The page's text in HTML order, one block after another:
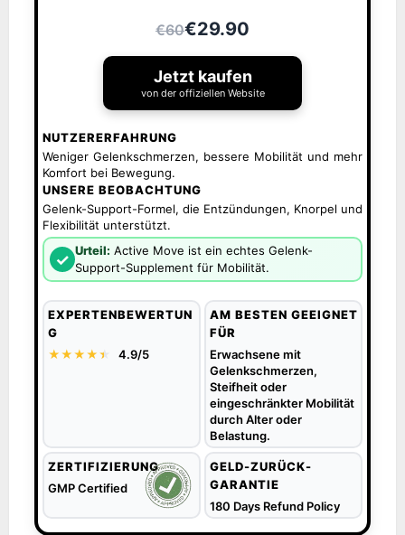
€60€29.90
Jetzt kaufen
von der offiziellen Website
NUTZERERFAHRUNG
Weniger Gelenkschmerzen, bessere Mobilität und mehr
Komfort bei Bewegung.
UNSERE BEOBACHTUNG
Gelenk-Support-Formel, die Entzündungen, Knorpel und
Flexibilität unterstützt.
✓ Urteil: Active Move ist ein echtes Gelenk-
Support-Supplement für Mobilität.
EXPERTENBEWERTUN
G
★★★★★
★ 4.9/5
AM BESTEN GEEIGNET
FÜR
Erwachsene mit
Gelenkschmerzen,
Steifheit oder
eingeschränkter Mobilität
durch Alter oder
Belastung.
ZERTIFIZIERUNG
GMP Certified
GELD-ZURÜCK-
GARANTIE
180 Days Refund Policy